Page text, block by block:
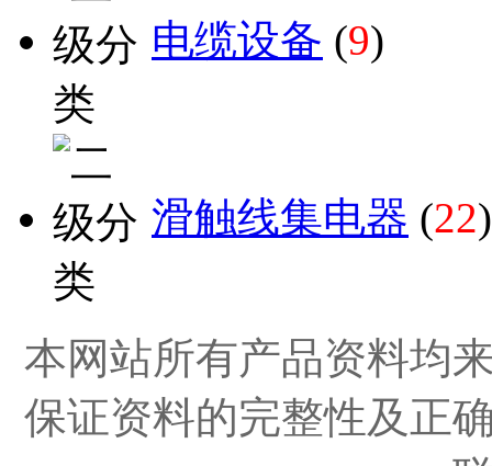
电缆设备 (9)
滑触线集电器 (22)
本网站所有产品资料均
保证资料的完整性及正